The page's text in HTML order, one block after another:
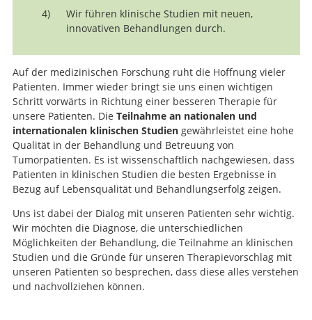
Wir führen klinische Studien mit neuen,
innovativen Behandlungen durch.
Auf der medizinischen Forschung ruht die Hoffnung vieler
Patienten. Immer wieder bringt sie uns einen wichtigen
Schritt vorwärts in Richtung einer besseren Therapie für
unsere Patienten. Die Teilnahme an nationalen und
internationalen klinischen Studiengewährleistet eine hohe
Qualität in der Behandlung und Betreuung von
Tumorpatienten. Es ist wissenschaftlich nachgewiesen, dass
Patienten in klinischen Studien die besten Ergebnisse in
Bezug auf Lebensqualität und Behandlungserfolg zeigen.
Uns ist dabei der Dialog mit unseren Patienten sehr wichtig.
Wir möchten die Diagnose, die unterschiedlichen
Möglichkeiten der Behandlung, die Teilnahme an klinischen
Studien und die Gründe für unseren Therapievorschlag mit
unseren Patienten so besprechen, dass diese alles verstehen
und nachvollziehen können.